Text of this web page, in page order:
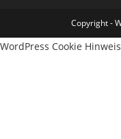
Copyright -
WordPress Cookie